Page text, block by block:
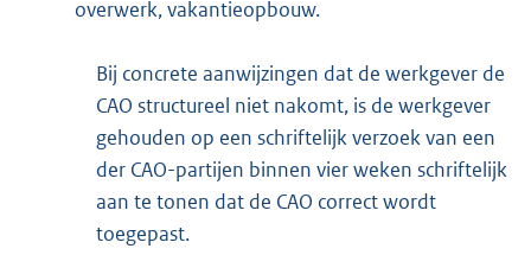
overwerk, vakantieopbouw.
Bij concrete aanwijzingen dat de werkgever de
CAO structureel niet nakomt, is de werkgever
gehouden op een schriftelijk verzoek van een
der CAO-partijen binnen vier weken schriftelijk
aan te tonen dat de CAO correct wordt
toegepast.